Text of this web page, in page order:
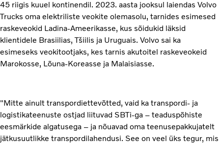
45 riigis kuuel kontinendil. 2023. aasta jooksul laiendas Volvo
Trucks oma elektriliste veokite olemasolu, tarnides esimesed
raskeveokid Ladina-Ameerikasse, kus sõidukid läksid
klientidele Brasiilias, Tšiilis ja Uruguais. Volvo sai ka
esimeseks veokitootjaks, kes tarnis akutoitel raskeveokeid
Marokosse, Lõuna-Koreasse ja Malaisiasse.
"Mitte ainult transpordiettevõtted, vaid ka transpordi- ja
logistikateenuste ostjad liituvad SBTi-ga – teaduspõhiste
eesmärkide algatusega – ja nõuavad oma teenusepakkujatelt
jätkusuutlikke transpordilahendusi. See on veel üks tegur, mis